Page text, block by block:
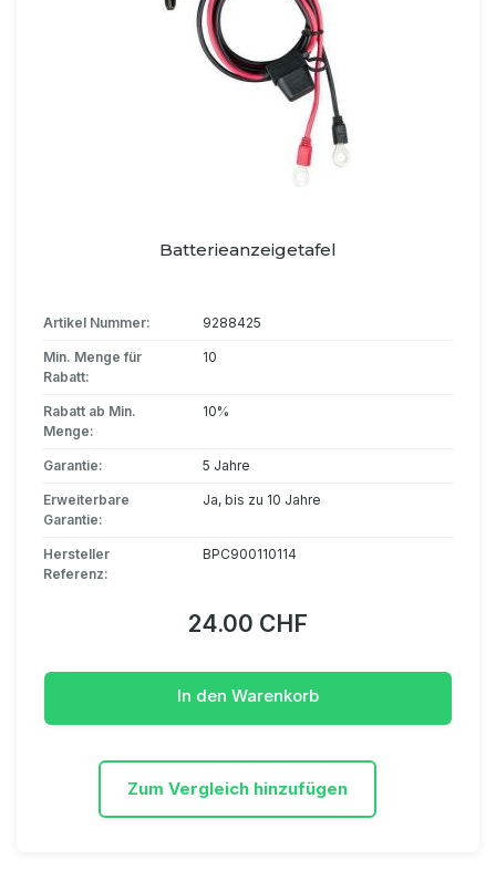
Batterieanzeigetafel
Artikel Nummer: 9288425
Min. Menge für
Rabatt:
10
Rabatt ab Min.
Menge:
10%
Garantie: 5 Jahre
Erweiterbare
Garantie:
Ja, bis zu 10 Jahre
Hersteller
Referenz:
BPC900110114
24.00 CHF
In den Warenkorb
Zum Vergleich hinzufügen